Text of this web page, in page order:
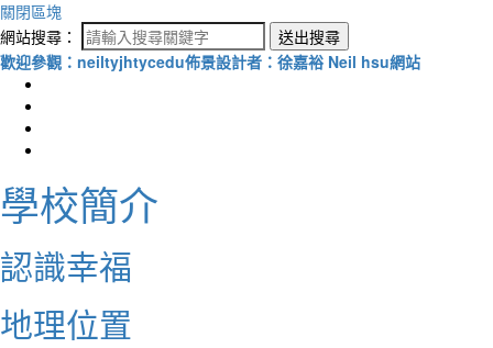
關閉區塊
網站搜尋：
送出搜尋
歡迎參觀：neiltyjhtycedu佈景設計者：徐嘉裕 Neil hsu網站
學校簡介
認識幸福
地理位置